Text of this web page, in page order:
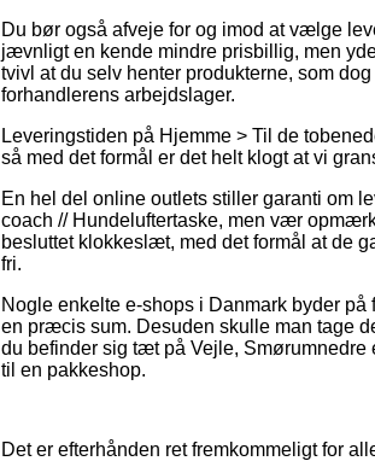
Du bør også afveje for og imod at vælge
jævnligt en kende mindre prisbillig, men
tvivl at du selv henter produkterne, som
forhandlerens arbejdslager.
Leveringstiden på Hjemme > Til de
så med det formål er det helt klogt at vi
En hel del online outlets stiller garanti om
coach // Hundeluftertaske, men vær
besluttet klokkeslæt, med det formål at de
fri.
Nogle enkelte e-shops i Danmark byder
en præcis sum. Desuden skulle man tage
du befinder sig tæt på Vejle,
til en pakkeshop.
Det er efterhånden ret fremkommeligt for